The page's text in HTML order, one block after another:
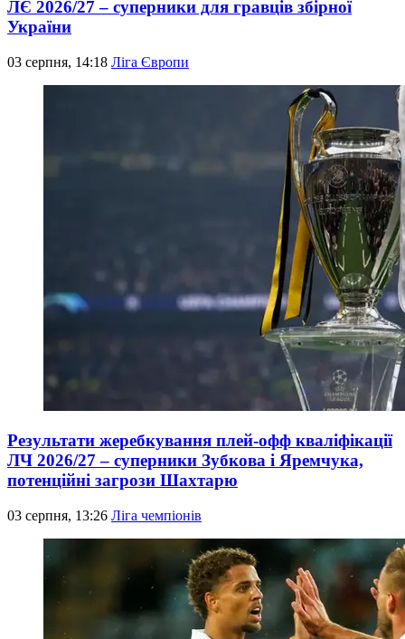
ЛЄ 2026/27 – суперники для гравців збірної
України
03 серпня, 14:18 Ліга Європи
Результати жеребкування плей-офф кваліфікації
ЛЧ 2026/27 – суперники Зубкова і Яремчука,
потенційні загрози Шахтарю
03 серпня, 13:26 Ліга чемпіонів